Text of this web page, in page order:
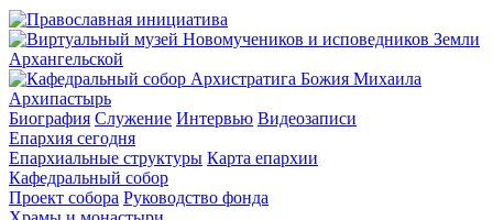
Архипастырь
Биография Служение Интервью Видеозаписи
Епархия сегодня
Епархиальные структуры Карта епархии
Кафедральный собор
Проект собора Руководство фонда